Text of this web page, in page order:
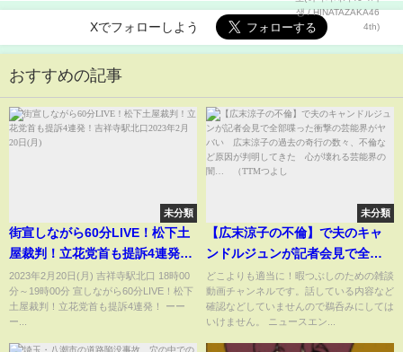
Xでフォローしよう
おすすめの記事
未分類
街宣しながら60分LIVE！松下土
屋裁判！立花党首も提訴4連発！
吉祥寺駅北口2023年2月20日(月)
2023年2月20日(月) 吉祥寺駅北口 18時00
分～19時00分 宣しながら60分LIVE！松下
土屋裁判！立花党首も提訴4連発！ ーー
ー...
未分類
【広末涼子の不倫】で夫のキャ
ンドルジュンが記者会見で全部
喋った衝撃の芸能界がヤバい
広末涼子の過去の奇行の数々、
不倫など原因が判明してきた
どこよりも適当に！暇つぶしのための雑談
動画チャンネルです。話している内容など
確認などしていませんので鵜呑みにしては
いけません。 ニュースエン...